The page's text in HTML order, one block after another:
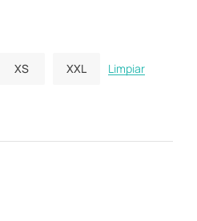
XS XXL Limpiar